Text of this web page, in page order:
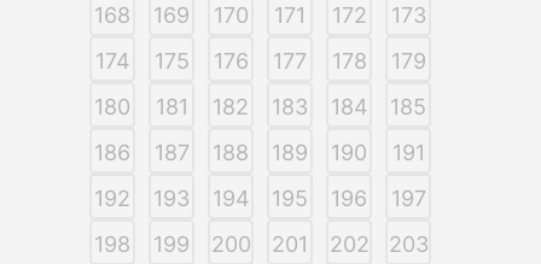
168
169 170 171 172
173
174
175 176 177 178
179
180
181 182 183 184
185
186
187 188 189 190
191
192
193 194 195 196
197
198
199 200 201 202
203